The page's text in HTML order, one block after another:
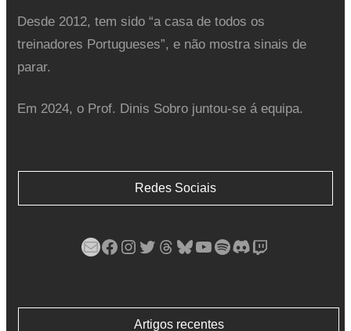
Desde 2012, tem sido “a casa de todos os
treinadores Portugueses”, e não mostra sinais de
parar.
Em 2024, o Prof. Dinis Sobro juntou-se á equipa.
Redes Sociais
Mail Facebook Instagram Twitter Threads Bluesky YouTube Spotify Discord Twitch
Artigos recentes